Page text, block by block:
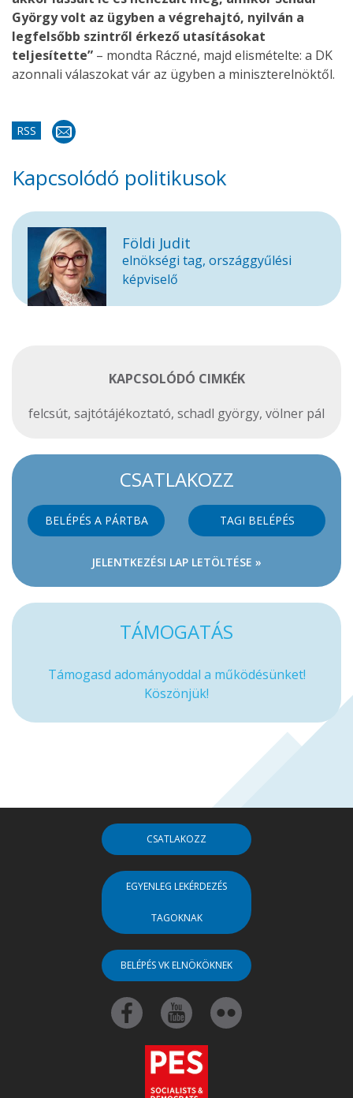
György volt az ügyben a végrehajtó, nyilván a
legfelsőbb szintről érkező utasításokat
teljesítette” – mondta Ráczné, majd elismételte: a DK
azonnali válaszokat vár az ügyben a miniszterelnöktől.
RSS
Kapcsolódó politikusok
Földi Judit
elnökségi tag, országgyűlési
képviselő
KAPCSOLÓDÓ CIMKÉK
felcsút, sajtótájékoztató, schadl györgy, völner pál
CSATLAKOZZ
BELÉPÉS A PÁRTBA TAGI BELÉPÉS
JELENTKEZÉSI LAP LETÖLTÉSE »
TÁMOGATÁS
Támogasd adományoddal a működésünket!
Köszönjük!
CSATLAKOZZ
EGYENLEG LEKÉRDEZÉS
TAGOKNAK
BELÉPÉS VK ELNÖKÖKNEK